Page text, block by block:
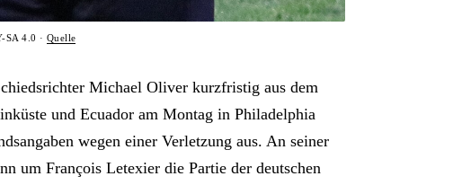
SA 4.0 · Quelle
Michael Oliver kurzfristig aus dem
und Ecuador am Montag in Philadelphia
wegen einer Verletzung aus. An seiner
um François Letexier die Partie der deutschen